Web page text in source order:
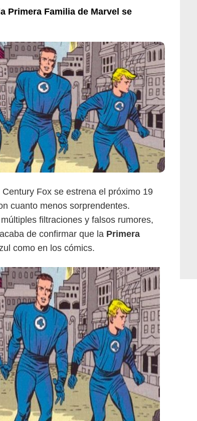
Primera Familia de Marvel se
Century Fox se estrena el próximo 19
cuanto menos sorprendentes.
filtraciones y falsos rumores,
de confirmar que la Primera
como en los cómics.